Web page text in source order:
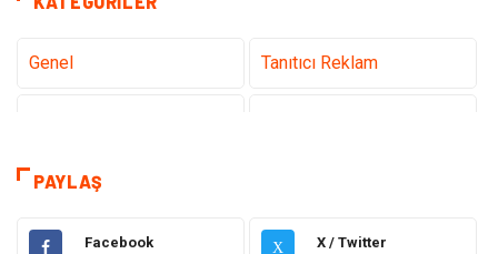
Genel Tanıtıcı Reklam
Teknoloji & İnternet
Elektrik & Elektronik Dekorasyon
PAYLAŞ
Facebook X X / Twitter